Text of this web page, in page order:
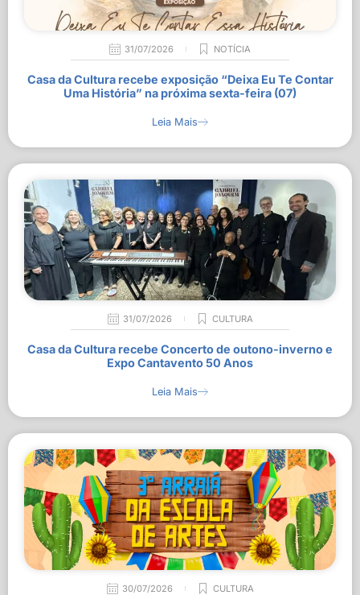
31/07/2026 NOTÍCIA
Casa da Cultura recebe exposição “Deixa Eu Te Contar
Uma História” na próxima sexta-feira (07)
Leia Mais
31/07/2026 CULTURA
Casa da Cultura recebe Concerto de outono-inverno e
Expo Cantavento 50 Anos
Leia Mais
30/07/2026 CULTURA